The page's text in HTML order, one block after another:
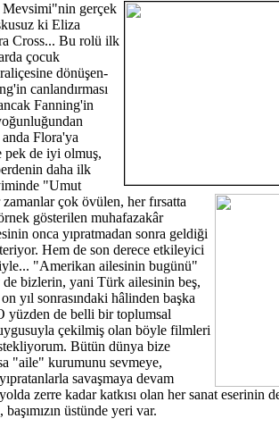
gerçek
ki Eliza
Cross... Bu rolü ilk
çocuk
dönüşen-
canlandırması
Fanning'in
Flora'ya
pek de iyi olmuş,
daha ilk
"Umut
çok övülen, her fırsatta
gösterilen muhafazakâr
onca yıpratmadan sonra geldiği
Hem de son derece etkileyici
"Amerikan ailesinin bugünü"
bizlerin, yani Türk ailesinin beş,
yıl sonrasındaki hâlinden başka
yüzden de belli bir toplumsal
çekilmiş olan böyle filmleri
Bütün dünya bize
"aile" kurumunu sevmeye,
savaşmaya devam
zerre kadar katkısı olan her sanat eserinin
başımızın üstünde yeri var.